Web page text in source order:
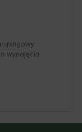
wynajęcia